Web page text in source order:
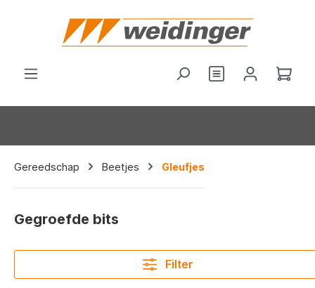
Gereedschap Beetjes Gleufjes
Gegroefde bits
Filter